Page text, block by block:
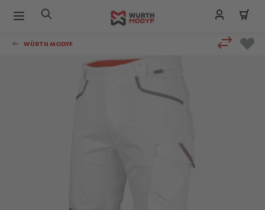
WÜRTH MODYF